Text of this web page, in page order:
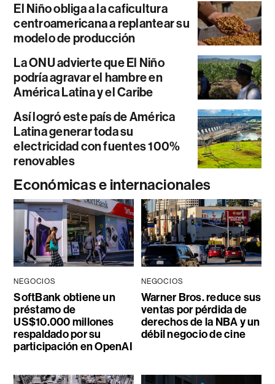
El Niño obliga a la caficultura
centroamericana a replantear su
modelo de producción
La ONU advierte que El Niño
podría agravar el hambre en
América Latina y el Caribe
Así logró este país de América
Latina generar toda su
electricidad con fuentes 100%
renovables
Económicas e internacionales
NEGOCIOS
SoftBank obtiene un
préstamo de
US$10.000 millones
respaldado por su
participación en OpenAI
NEGOCIOS
Warner Bros. reduce sus
ventas por pérdida de
derechos de la NBA y un
débil negocio de cine